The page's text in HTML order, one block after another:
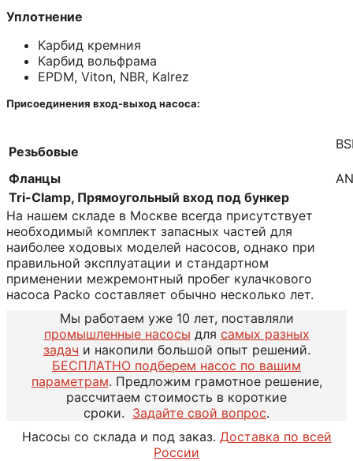
Уплотнение
Карбид кремния
Карбид вольфрама
EPDM, Viton, NBR, Kalrez
Присоединения вход-выход насоса:
Резьбовые
Фланцы
Tri-Clamp, Прямоугольный вход под бункер
На нашем складе в Москве всегда присутствует
необходимый комплект запасных частей для
наиболее ходовых моделей насосов, однако при
правильной эксплуатации и стандартном
применении межремонтный пробег кулачкового
насоса Packo составляет обычно несколько лет.
Мы работаем уже 10 лет, поставляли
промышленные насосы для самых разных
задач и накопили большой опыт решений.
БЕСПЛАТНО подберем насос по вашим
параметрам. Предложим грамотное решение,
рассчитаем стоимость в короткие
сроки. Задайте свой вопрос.
Насосы со склада и под заказ. Доставка по всей
России